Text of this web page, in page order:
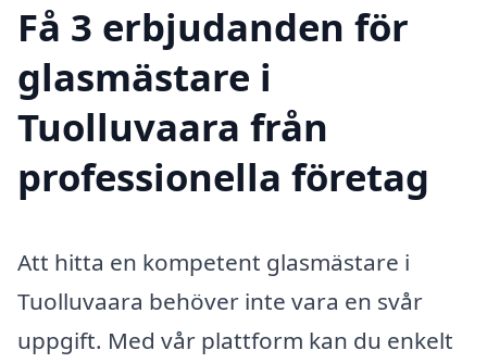
Få 3 erbjudanden för
glasmästare i
Tuolluvaara från
professionella företag
Att hitta en kompetent glasmästare i
Tuolluvaara behöver inte vara en svår
uppgift. Med vår plattform kan du enkelt